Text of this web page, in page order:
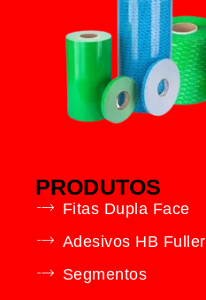
PRODUTOS
Fitas Dupla Face
Adesivos HB Fuller
Segmentos